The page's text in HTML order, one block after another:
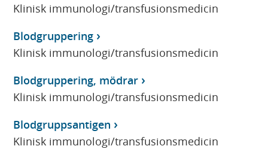
Klinisk immunologi/transfusionsmedicin
Blodgruppering
Klinisk immunologi/transfusionsmedicin
Blodgruppering, mödrar
Klinisk immunologi/transfusionsmedicin
Blodgruppsantigen
Klinisk immunologi/transfusionsmedicin